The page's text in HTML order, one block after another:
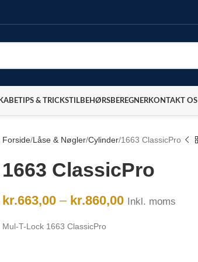
TIPS & TRICKSTILBEHØRSBEREGNERKONTAKT OS
Forside Låse & Nøgler Cylinder 1663 ClassicPro
1663 ClassicPro
kr.663,00 – kr.860,00 Inkl. moms
Mul-T-Lock 1663 ClassicPro